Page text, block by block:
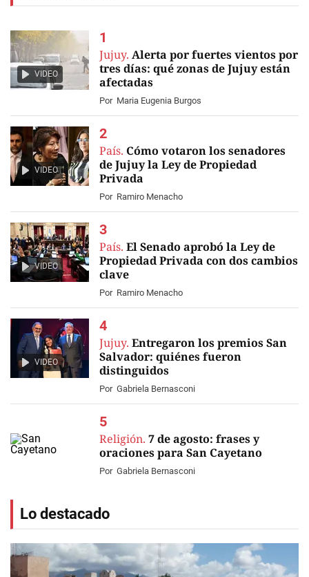
VIDEO
Jujuy. Alerta por fuertes vientos por
tres días: qué zonas de Jujuy están
afectadas
Por Maria Eugenia Burgos
VIDEO
País. Cómo votaron los senadores
de Jujuy la Ley de Propiedad
Privada
Por Ramiro Menacho
VIDEO
País. El Senado aprobó la Ley de
Propiedad Privada con dos cambios
clave
Por Ramiro Menacho
VIDEO
Jujuy. Entregaron los premios San
Salvador: quiénes fueron
distinguidos
Por Gabriela Bernasconi
Religión. 7 de agosto: frases y
oraciones para San Cayetano
Por Gabriela Bernasconi
Lo destacado